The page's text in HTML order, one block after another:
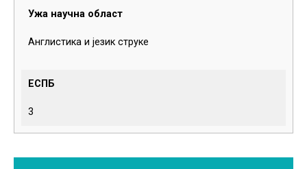
Ужа научна област
Англистика и језик струке
ЕСПБ
3